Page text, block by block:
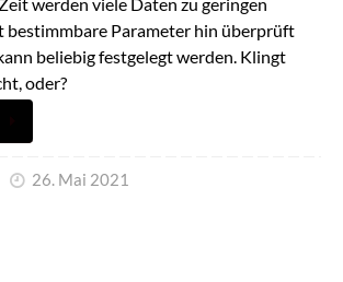
bestimmbare Parameter hin überprüft
beliebig festgelegt werden. Klingt
oder?
26. Mai 2021